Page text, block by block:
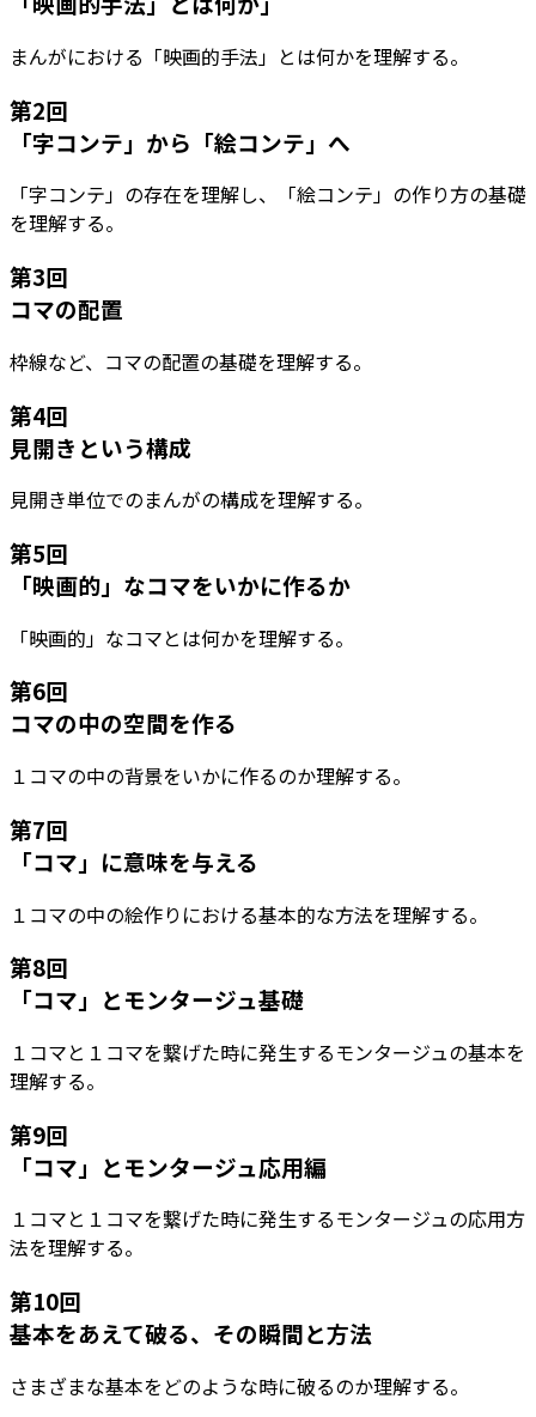
まんがにおける「映画的手法」とは何かを理解する。
第2回
「字コンテ」から「絵コンテ」へ
「字コンテ」の存在を理解し、「絵コンテ」の作り方の基礎
を理解する。
第3回
コマの配置
枠線など、コマの配置の基礎を理解する。
第4回
見開きという構成
見開き単位でのまんがの構成を理解する。
第5回
「映画的」なコマをいかに作るか
「映画的」なコマとは何かを理解する。
第6回
コマの中の空間を作る
１コマの中の背景をいかに作るのか理解する。
第7回
「コマ」に意味を与える
１コマの中の絵作りにおける基本的な方法を理解する。
第8回
「コマ」とモンタージュ基礎
１コマと１コマを繋げた時に発生するモンタージュの基本を
理解する。
第9回
「コマ」とモンタージュ応用編
１コマと１コマを繋げた時に発生するモンタージュの応用方
法を理解する。
第10回
基本をあえて破る、その瞬間と方法
さまざまな基本をどのような時に破るのか理解する。